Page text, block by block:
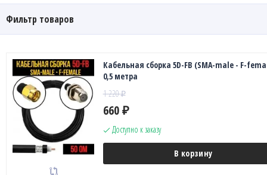
Фильтр товаров
Кабельная сборка 5D-FB (SMA-male - F-
0,5 метра
1 220₽
660 ₽
Доступно к заказу
В корзину